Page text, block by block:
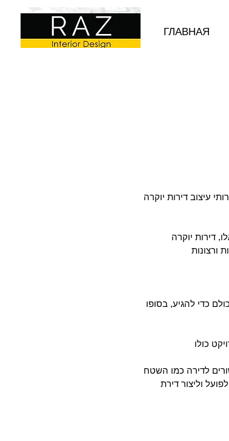
ГЛАВНАЯ
עיצוב דירות יוקרה
דירות יוקרה
ורצונות
כדי להגיע, בסופו
כולו
לדירה כמו השטח
וליצור דירת